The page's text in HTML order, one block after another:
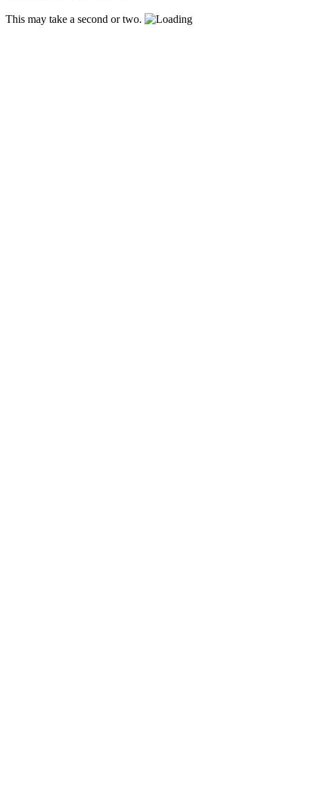
This may take a second or two.